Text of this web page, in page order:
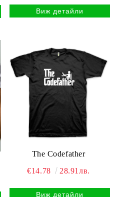
Виж детайли
The Codefather
€14.78
28.91лв.
Виж детайли